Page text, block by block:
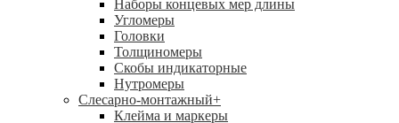
Наборы концевых мер длины
Угломеры
Головки
Толщиномеры
Скобы индикаторные
Нутромеры
Слесарно-монтажный+
Клейма и маркеры